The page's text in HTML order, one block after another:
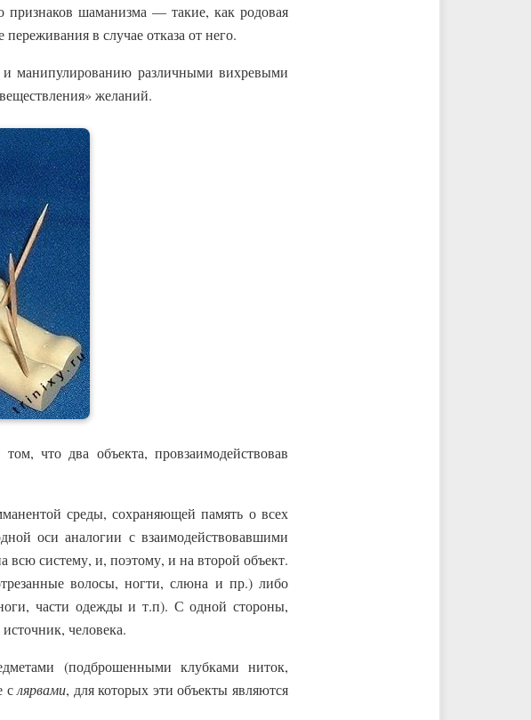
шаманизма — такие, как родовая
в случае отказа от него.
и манипулированию различными вихревыми
желаний.
что два объекта, провзаимодействовав
среды, сохраняющей память о всех
оси аналогии с взаимодействовавшими
всю систему, и, поэтому, и на второй объект.
волосы, ногти, слюна и пр.) либо
части одежды и т.п). С одной стороны,
человека.
(подброшенными клубками ниток,
слярвами, для которых эти объекты являются